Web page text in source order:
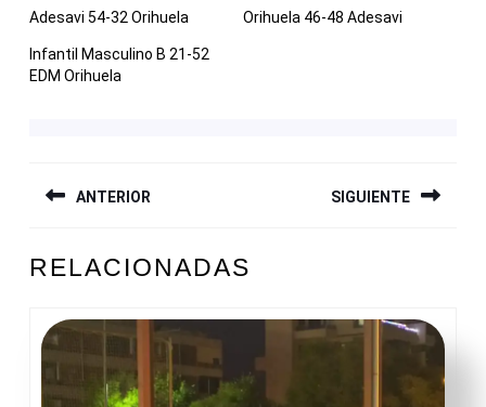
Adesavi 54-32 Orihuela Orihuela 46-48 Adesavi
Infantil Masculino B 21-52
EDM Orihuela
DE
ANTERIOR
anterior:
SIGUIENTE
entrada:
RELACIONADAS